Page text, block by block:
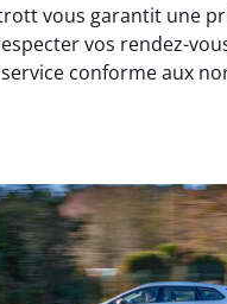
vous garantit une
vos rendez-
conforme aux